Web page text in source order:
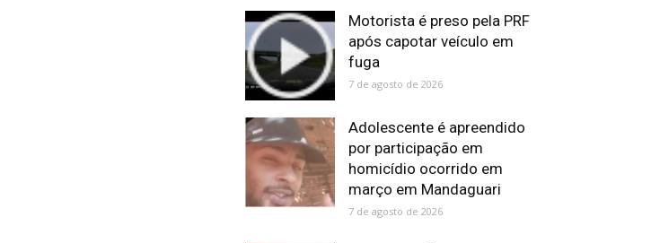
Motorista é preso pela PRF
após capotar veículo em
fuga
7 de agosto de 2026
Adolescente é apreendido
por participação em
homicídio ocorrido em
março em Mandaguari
7 de agosto de 2026